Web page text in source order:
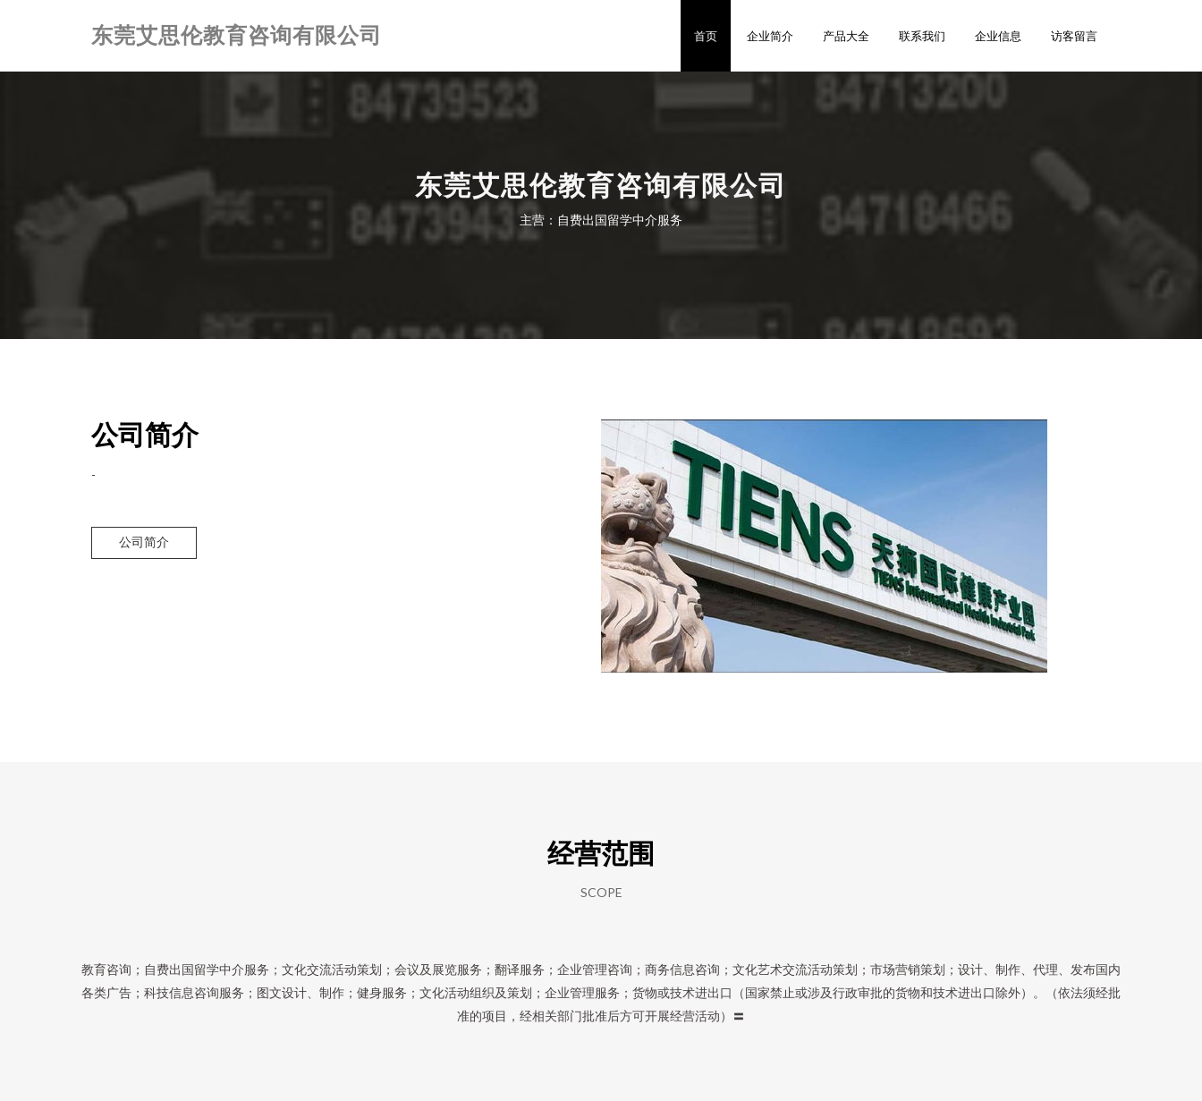
东莞艾思伦教育咨询有限公司 首页 企业简介 产品大全 联系我们 企业信息 访客留言
东莞艾思伦教育咨询有限公司
主营：自费出国留学中介服务
公司简介
-
公司简介
经营范围
SCOPE
教育咨询；自费出国留学中介服务；文化交流活动策划；会议及展览服务；翻译服务；企业管理咨询；商务信息咨询；文化艺术交流活动策划；市场营销策划；设计、制作、代理、发布国内
各类广告；科技信息咨询服务；图文设计、制作；健身服务；文化活动组织及策划；企业管理服务；货物或技术进出口（国家禁止或涉及行政审批的货物和技术进出口除外）。（依法须经批
准的项目，经相关部门批准后方可开展经营活动）〓